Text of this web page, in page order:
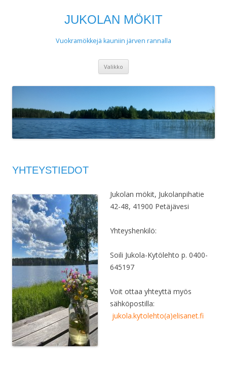
JUKOLAN MÖKIT
Vuokramökkejä kauniin järven rannalla
Valikko
YHTEYSTIEDOT
Jukolan mökit, Jukolanpihatie
42-48, 41900 Petäjävesi
Yhteyshenkilö:
Soili Jukola-Kytölehto p. 0400-
645197
Voit ottaa yhteyttä myös
sähköpostilla:
jukola.kytolehto(a)elisanet.fi